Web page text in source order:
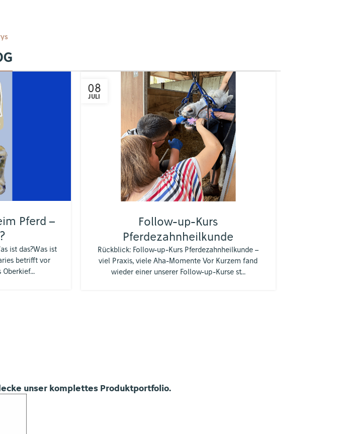
Pferd –
ist das?Was ist
betrifft vor
08
JULI
Follow-up-Kurs
Pferdezahnheilkunde
Rückblick: Follow-up-Kurs Pferdezahnheilkunde –
viel Praxis, viele Aha-Momente Vor Kurzem fand
wieder einer unserer Follow-up-Kurse st...
unser komplettes Produktportfolio.